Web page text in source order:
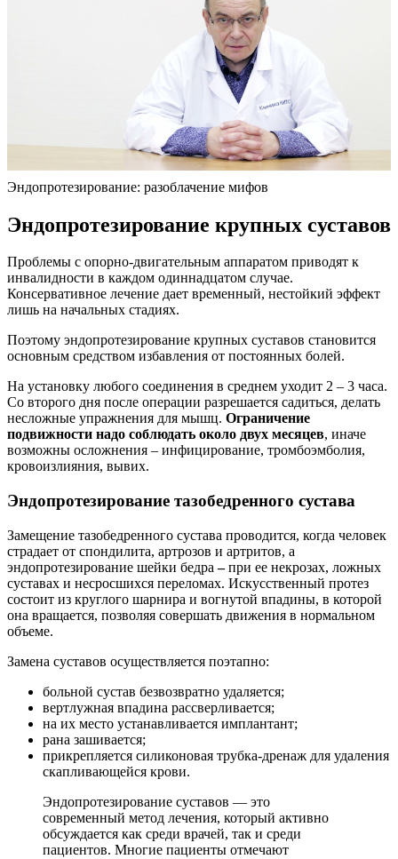
Эндопротезирование: разоблачение мифов
Эндопротезирование крупных суставов
Проблемы с опорно-двигательным аппаратом приводят к
инвалидности в каждом одиннадцатом случае.
Консервативное лечение дает временный, нестойкий эффект
лишь на начальных стадиях.
Поэтому эндопротезирование крупных суставов становится
основным средством избавления от постоянных болей.
На установку любого соединения в среднем уходит 2 – 3 часа.
Со второго дня после операции разрешается садиться, делать
несложные упражнения для мышц. Ограничение
подвижности надо соблюдать около двух месяцев, иначе
возможны осложнения – инфицирование, тромбоэмболия,
кровоизлияния, вывих.
Эндопротезирование тазобедренного сустава
Замещение тазобедренного сустава проводится, когда человек
страдает от спондилита, артрозов и артритов, а
эндопротезирование шейки бедра–при ее некрозах, ложных
суставах и несросшихся переломах. Искусственный протез
состоит из круглого шарнира и вогнутой впадины, в которой
она вращается, позволяя совершать движения в нормальном
объеме.
Замена суставов осуществляется поэтапно:
больной сустав безвозвратно удаляется;
вертлужная впадина рассверливается;
на их место устанавливается имплантант;
рана зашивается;
прикрепляется силиконовая трубка-дренаж для удаления
скапливающейся крови.
Эндопротезирование суставов — это
современный метод лечения, который активно
обсуждается как среди врачей, так и среди
пациентов. Многие пациенты отмечают